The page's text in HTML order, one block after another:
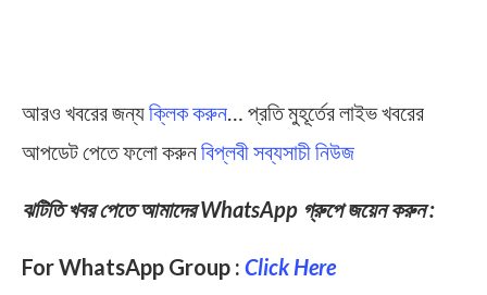
আরও খবরের জন্যক্লিক করুন… প্রতি মুহূর্তের লাইভ খবরের
আপডেট পেতে ফলো করুনবিপ্লবী সব্যসাচী নিউজ
ঝটিতি খবর পেতে আমাদের WhatsApp গ্রুপে জয়েন করুন :
For WhatsApp Group : Click Here